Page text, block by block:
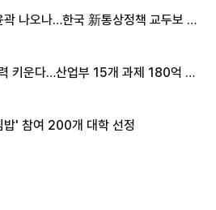
나오나…한국 新통상정책 교두보 활
키운다…산업부 15개 과제 180억 지
밥' 참여 200개 대학 선정